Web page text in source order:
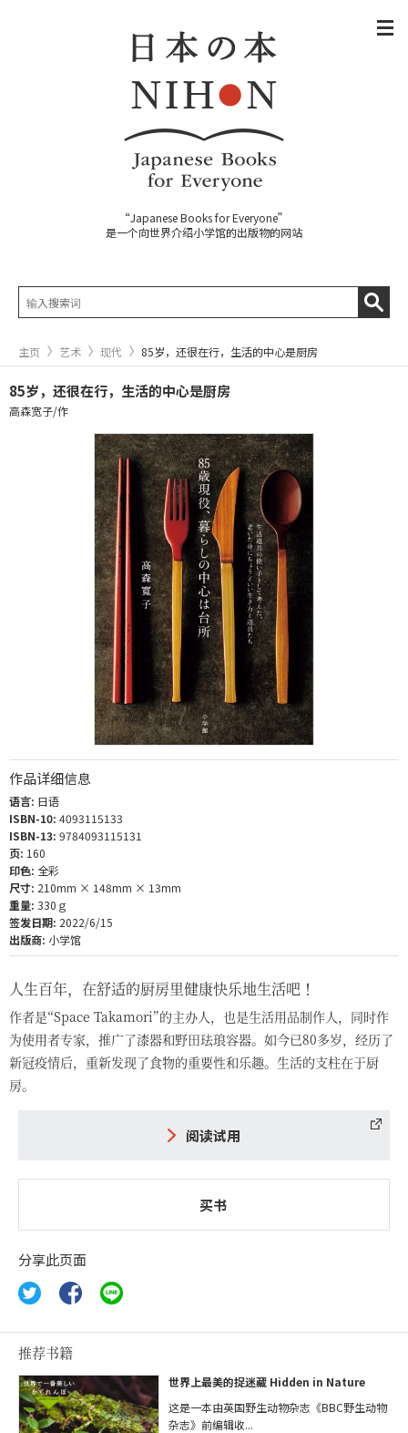
“Japanese Books for Everyone”
是一个向世界介绍小学馆的出版物的网站
主页 艺术 现代 85岁，还很在行，生活的中心是厨房
85岁，还很在行，生活的中心是厨房
高森宽子/作
作品详细信息
语言: 日语
ISBN-10: 4093115133
ISBN-13: 9784093115131
页: 160
印色: 全彩
尺寸: 210mm × 148mm × 13mm
重量: 330ｇ
签发日期: 2022/6/15
出版商: 小学馆
人生百年，在舒适的厨房里健康快乐地生活吧！
作者是“Space Takamori”的主办人，也是生活用品制作人，同时作
为使用者专家，推广了漆器和野田珐琅容器。如今已80多岁，经历了
新冠疫情后，重新发现了食物的重要性和乐趣。生活的支柱在于厨
房。
阅读试用
买书
分享此页面
推荐书籍
世界上最美的捉迷藏 Hidden in Nature
这是一本由英国野生动物杂志《BBC野生动物
杂志》前编辑收...